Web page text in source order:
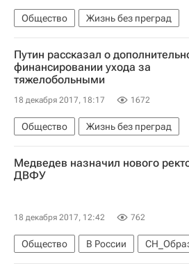
Общество
Жизнь без преград
Владимир Путин
Россия
Путин рассказал о
финансировании ухода за
тяжелобольными
18 декабря 2017, 18:17 1672
Общество
Жизнь без преград
Владимир Путин
Россия
Медведев назначил нового
ДВФУ
18 декабря 2017, 12:42 762
Общество В России
Дальневосточный федеральный